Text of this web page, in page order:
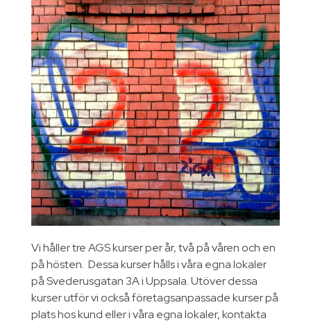
Vi håller tre AGS kurser per år, två på våren och en
på hösten. Dessa kurser hålls i våra egna lokaler
på Svederusgatan 3A i Uppsala. Utöver dessa
kurser utför vi också företagsanpassade kurser på
plats hos kund eller i våra egna lokaler, kontakta